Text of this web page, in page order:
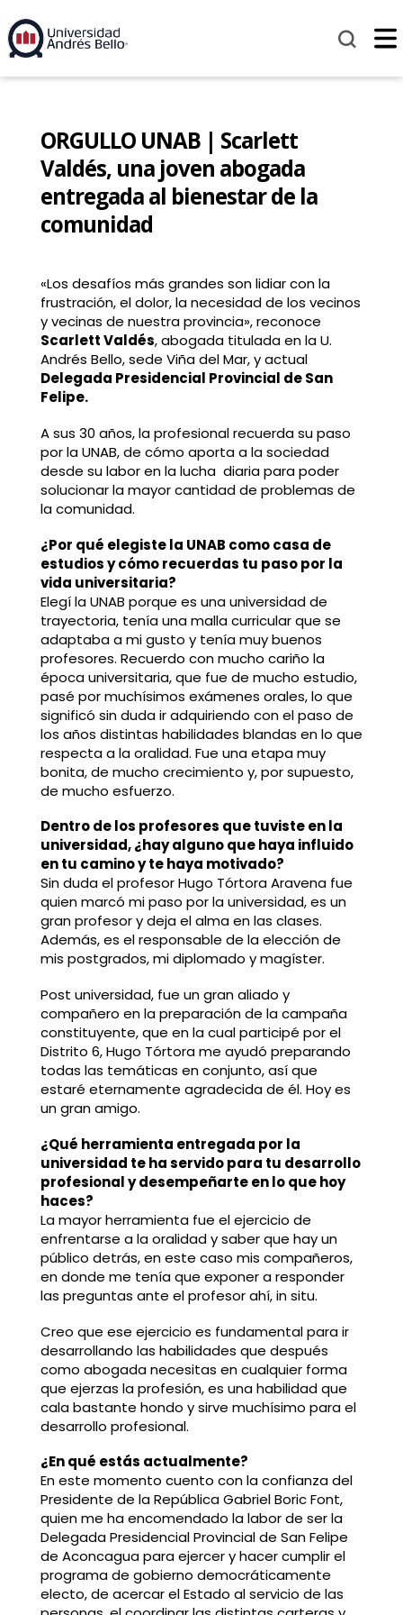
ORGULLO UNAB | Scarlett
Valdés, una joven abogada
entregada al bienestar de la
comunidad
«Los desafíos más grandes son lidiar con la
frustración, el dolor, la necesidad de los vecinos
y vecinas de nuestra provincia», reconoce
Scarlett Valdés, abogada titulada en la U.
Andrés Bello, sede Viña del Mar, y actual
Delegada Presidencial Provincial de San
Felipe.
A sus 30 años, la profesional recuerda su paso
por la UNAB, de cómo aporta a la sociedad
desde su labor en la lucha diaria para poder
solucionar la mayor cantidad de problemas de
la comunidad.
¿Por qué elegiste la UNAB como casa de
estudios ycómo recuerdas tu paso por la
vida universitaria?
Elegí la UNAB porque es una universidad de
trayectoria, tenía una malla curricular que se
adaptaba a mi gusto y tenía muy buenos
profesores. Recuerdo con mucho cariño la
época universitaria, que fue de mucho estudio,
pasé por muchísimos exámenes orales, lo que
significó sin duda ir adquiriendo con el paso de
los años distintas habilidades blandas en lo que
respecta a la oralidad. Fue una etapa muy
bonita, de mucho crecimiento y, por supuesto,
de mucho esfuerzo.
Dentro de los profesores que tuviste en la
universidad, ¿hay alguno que haya influido
en tu camino y te haya motivado?
Sin duda el profesor Hugo Tórtora Aravena fue
quien marcó mi paso por la universidad, es un
gran profesor y deja el alma en las clases.
Además, es el responsable de la elección de
mis postgrados, mi diplomado y magíster.
Post universidad, fue un gran aliado y
compañero en la preparación de la campaña
constituyente, que en la cual participé por el
Distrito 6, Hugo Tórtora me ayudó preparando
todas las temáticas en conjunto, así que
estaré eternamente agradecida de él. Hoy es
un gran amigo.
¿Qué herramienta entregada por la
universidad te ha servido para tu desarrollo
profesional y desempeñarte en lo que hoy
haces?
La mayor herramienta fue el ejercicio de
enfrentarse a la oralidad y saber que hay un
público detrás, en este caso mis compañeros,
en donde me tenía que exponer a responder
las preguntas ante el profesor ahí, in situ.
Creo que ese ejercicio es fundamental para ir
desarrollando las habilidades que después
como abogada necesitas en cualquier forma
que ejerzas la profesión, es una habilidad que
cala bastante hondo y sirve muchísimo para el
desarrollo profesional.
¿En qué estás actualmente?
En este momento cuento con la confianza del
Presidente de la República Gabriel Boric Font,
quien me ha encomendado la labor de ser la
Delegada Presidencial Provincial de San Felipe
de Aconcagua para ejercer y hacer cumplir el
programa de gobierno democráticamente
electo, de acercar el Estado al servicio de las